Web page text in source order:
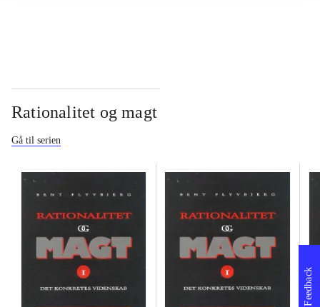
Rationalitet og magt
Gå til serien
Feedback